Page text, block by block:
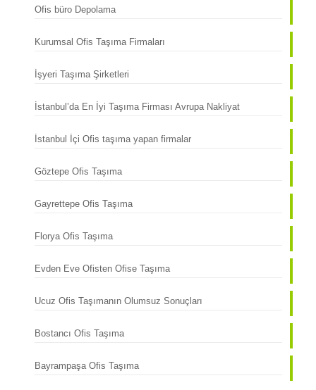
Ofis büro Depolama
Kurumsal Ofis Taşıma Firmaları
İşyeri Taşıma Şirketleri
İstanbul’da En İyi Taşıma Firması Avrupa Nakliyat
İstanbul İçi Ofis taşıma yapan firmalar
Göztepe Ofis Taşıma
Gayrettepe Ofis Taşıma
Florya Ofis Taşıma
Evden Eve Ofisten Ofise Taşıma
Ucuz Ofis Taşımanın Olumsuz Sonuçları
Bostancı Ofis Taşıma
Bayrampaşa Ofis Taşıma